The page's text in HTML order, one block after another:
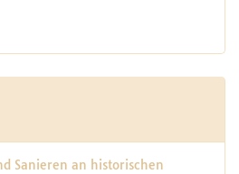
Sanieren an historischen